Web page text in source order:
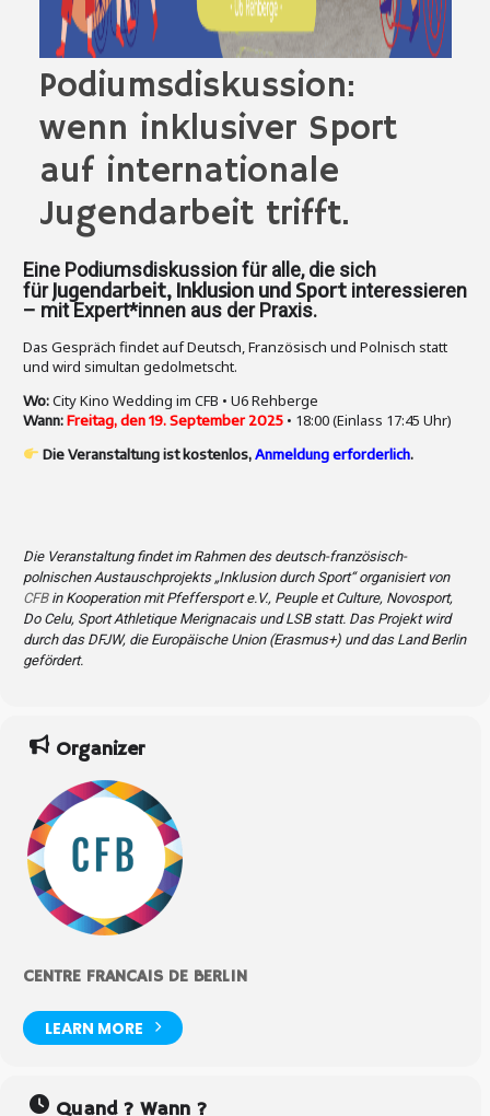
Podiumsdiskussion:
wenn inklusiver Sport
auf internationale
Jugendarbeit trifft.
Eine Podiumsdiskussion für alle, die sich
fürJugendarbeit, Inklusion und Sport interessieren
– mit Expert*innen aus der Praxis.
Das Gespräch findet auf Deutsch, Französisch und Polnisch statt
und wird simultan gedolmetscht.
Wo:City Kino Wedding im CFB • U6 Rehberge
Wann:Freitag, den 19. September 2025 • 18:00 (Einlass 17:45 Uhr)
Die Veranstaltung ist kostenlos,Anmeldung erforderlich.
Die Veranstaltung findet im Rahmen des deutsch-französisch-
polnischen Austauschprojekts „Inklusion durch Sport“ organisiert von
CFBin Kooperation mit Pfeffersport e.V., Peuple et Culture, Novosport,
Do Celu, Sport Athletique Merignacais und LSB statt. Das Projekt wird
durch das DFJW, die Europäische Union (Erasmus+) und das Land Berlin
gefördert.
Organizer
CENTRE FRANCAIS DE BERLIN
LEARN MORE
Quand ? Wann ?